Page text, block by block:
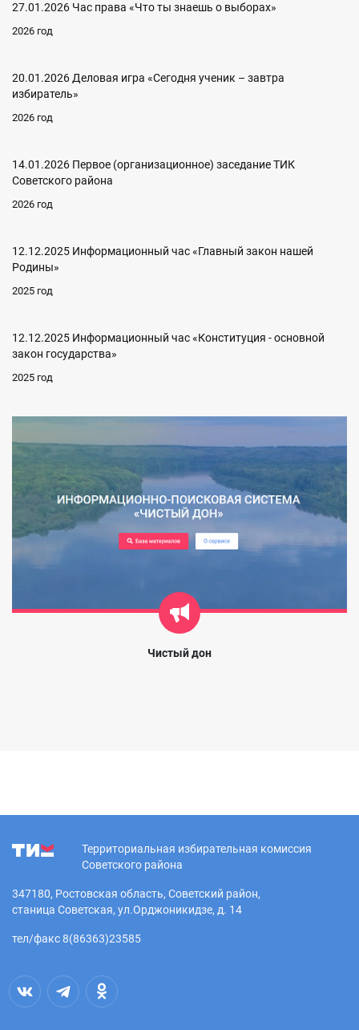
27.01.2026 Час права «Что ты знаешь о выборах»
2026 год
20.01.2026 Деловая игра «Сегодня ученик – завтра
избиратель»
2026 год
14.01.2026 Первое (организационное) заседание ТИК
Советского района
2026 год
12.12.2025 Информационный час «Главный закон нашей
Родины»
2025 год
12.12.2025 Информационный час «Конституция - основной
закон государства»
2025 год
Чистый дон
Территориальная избирательная комиссия
Советского района
347180, Ростовская область, Советский район,
станица Советская, ул.Орджоникидзе, д. 14
тел/факс 8(86363)23585